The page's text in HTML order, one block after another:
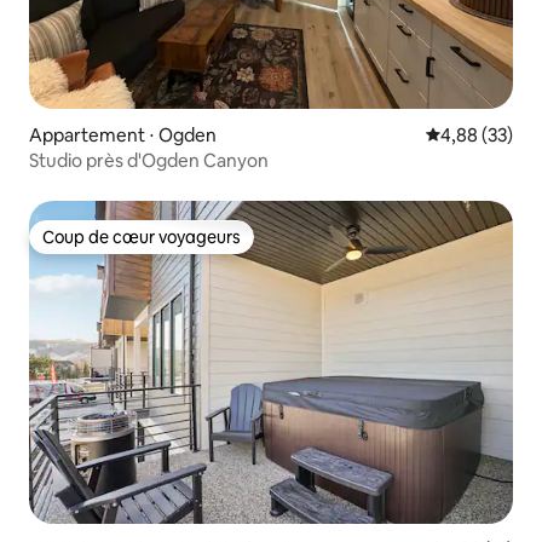
Appartement ⋅ Ogden Évaluation
4,88 (33)
Studio près d'Ogden Canyon
Coup de cœur voyageurs
Coup de cœur voyageurs